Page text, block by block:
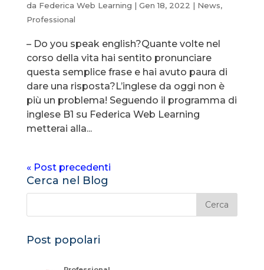
da Federica Web Learning | Gen 18, 2022 | News,
Professional
– Do you speak english?Quante volte nel
corso della vita hai sentito pronunciare
questa semplice frase e hai avuto paura di
dare una risposta?L’inglese da oggi non è
più un problema! Seguendo il programma di
inglese B1 su Federica Web Learning
metterai alla...
« Post precedenti
Cerca nel Blog
Post popolari